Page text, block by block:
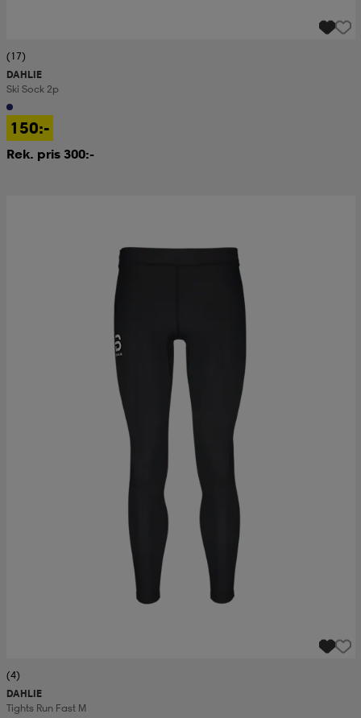
(17)
DAHLIE
Ski Sock 2p
150:-
Rek. pris 300:-
(4)
DAHLIE
Tights Run Fast M